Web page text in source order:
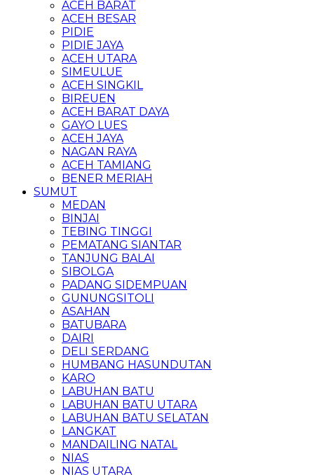
ACEH BARAT
ACEH BESAR
PIDIE
PIDIE JAYA
ACEH UTARA
SIMEULUE
ACEH SINGKIL
BIREUEN
ACEH BARAT DAYA
GAYO LUES
ACEH JAYA
NAGAN RAYA
ACEH TAMIANG
BENER MERIAH
SUMUT
MEDAN
BINJAI
TEBING TINGGI
PEMATANG SIANTAR
TANJUNG BALAI
SIBOLGA
PADANG SIDEMPUAN
GUNUNGSITOLI
ASAHAN
BATUBARA
DAIRI
DELI SERDANG
HUMBANG HASUNDUTAN
KARO
LABUHAN BATU
LABUHAN BATU UTARA
LABUHAN BATU SELATAN
LANGKAT
MANDAILING NATAL
NIAS
NIAS UTARA